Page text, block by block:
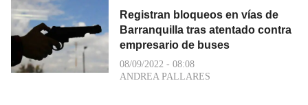
Registran bloqueos en vías de
Barranquilla tras atentado contra
empresario de buses
08/09/2022 - 08:08
ANDREA PALLARES